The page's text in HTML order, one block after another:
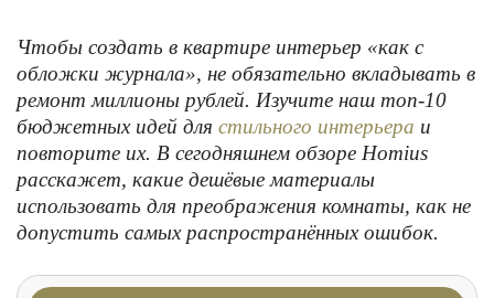
Чтобы создать в квартире интерьер «как с
обложки журнала», не обязательно вкладывать в
ремонт миллионы рублей. Изучите наш топ-10
бюджетных идей для стильного интерьера и
повторите их. В сегодняшнем обзоре Homius
расскажет, какие дешёвые материалы
использовать для преображения комнаты, как не
допустить самых распространённых ошибок.